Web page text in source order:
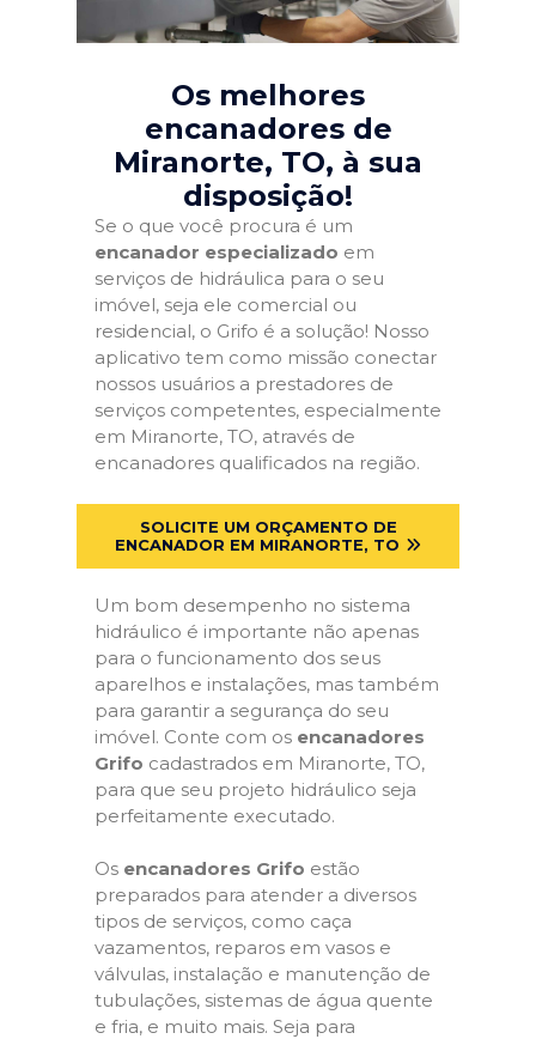
Os melhores
encanadores de
Miranorte, TO, à sua
disposição!
Se o que você procura é um
encanador especializado em
serviços de hidráulica para o seu
imóvel, seja ele comercial ou
residencial, o Grifo é a solução! Nosso
aplicativo tem como missão conectar
nossos usuários a prestadores de
serviços competentes, especialmente
em Miranorte, TO, através de
encanadores qualificados na região.
SOLICITE UM ORÇAMENTO DE
ENCANADOR EM MIRANORTE, TO
Um bom desempenho no sistema
hidráulico é importante não apenas
para o funcionamento dos seus
aparelhos e instalações, mas também
para garantir a segurança do seu
imóvel. Conte com os encanadores
Grifo cadastrados em Miranorte, TO,
para que seu projeto hidráulico seja
perfeitamente executado.
Os encanadores Grifo estão
preparados para atender a diversos
tipos de serviços, como caça
vazamentos, reparos em vasos e
válvulas, instalação e manutenção de
tubulações, sistemas de água quente
e fria, e muito mais. Seja para